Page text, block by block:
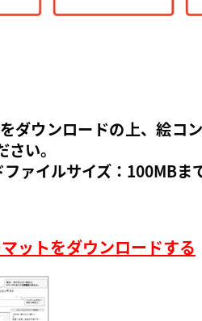
ダウンロードの上、絵コ
い。
ァイルサイズ：100MBま
ットをダウンロードする